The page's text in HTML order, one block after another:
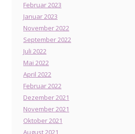
Februar 2023
Januar 2023
November 2022
September 2022
Juli 2022
Mai 2022
April 2022
Februar 2022
Dezember 2021
November 2021
Oktober 2021
August 2021